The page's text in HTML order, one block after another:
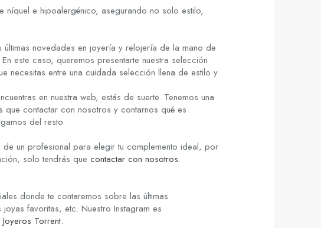
e hipoalergénico, asegurando no solo estilo,
novedades en joyería y relojería de la mano de
este caso, queremos presentarte nuestra selección
necesitas entre una cuidada selección llena de estilo y
en nuestra web, estás de suerte. Tenemos una
contactar con nosotros y contarnos qué es
del resto.
un profesional para elegir tu complemento ideal, por
solo tendrás que contactar con nosotros.
donde te contaremos sobre las últimas
favoritas, etc. Nuestro Instagram es
Torrent.